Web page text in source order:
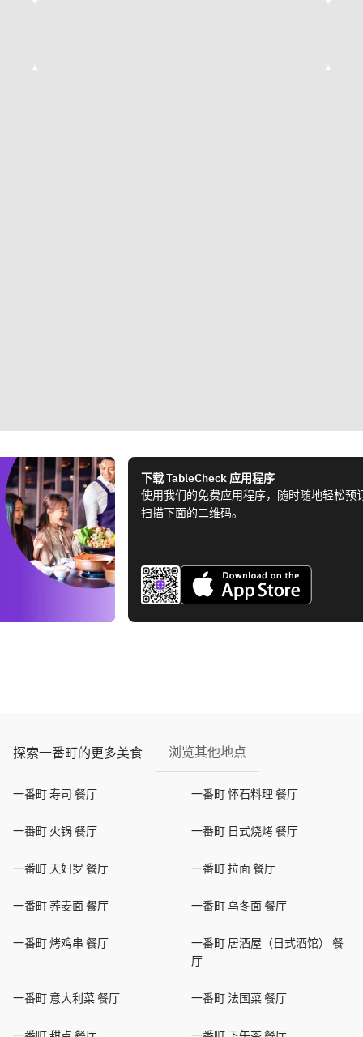
下载 TableCheck 应用程序
使用我们的免费应用程序，随时随地轻松预
扫描下面的二维码。
探索一番町的更多美食 浏览其他地点
一番町 寿司 餐厅 一番町 怀石料理 餐厅
一番町 火锅 餐厅 一番町 日式烧烤 餐厅
一番町 天妇罗 餐厅 一番町 拉面 餐厅
一番町 荞麦面 餐厅 一番町 乌冬面 餐厅
一番町 烤鸡串 餐厅
一番町 居酒屋（日式酒馆） 餐
厅
一番町 意大利菜 餐厅 一番町 法国菜 餐厅